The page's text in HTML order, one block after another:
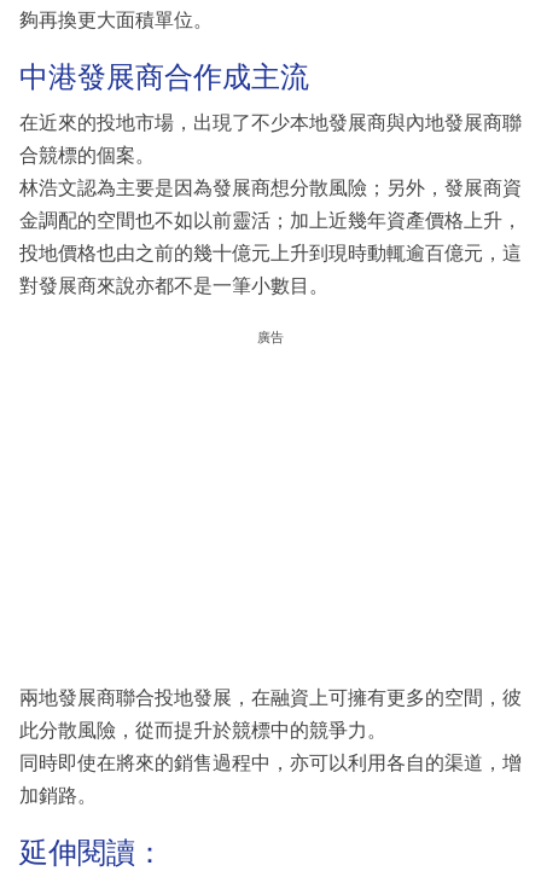
夠再換更大面積單位。
中港發展商合作成主流
在近來的投地市場，出現了不少本地發展商與內地發展商聯
合競標的個案。
林浩文認為主要是因為發展商想分散風險；另外，發展商資
金調配的空間也不如以前靈活；加上近幾年資產價格上升，
投地價格也由之前的幾十億元上升到現時動輒逾百億元，這
對發展商來說亦都不是一筆小數目。
廣告
兩地發展商聯合投地發展，在融資上可擁有更多的空間，彼
此分散風險，從而提升於競標中的競爭力。
同時即使在將來的銷售過程中，亦可以利用各自的渠道，增
加銷路。
延伸閱讀：